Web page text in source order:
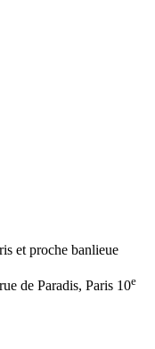
et proche banlieue
de Paradis, Paris 10e